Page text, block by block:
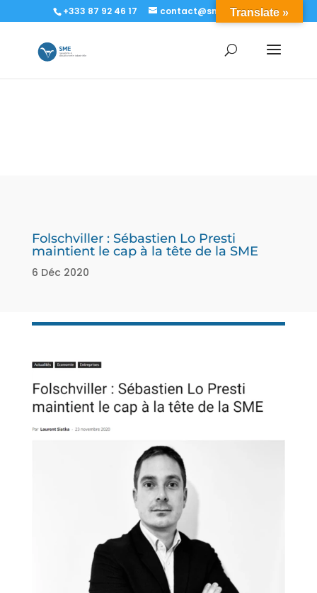
+333 87 92 46 17 contact@sme-sa.com
Folschviller : Sébastien Lo Presti
maintient le cap à la tête de la SME
6 Déc 2020
Translate »